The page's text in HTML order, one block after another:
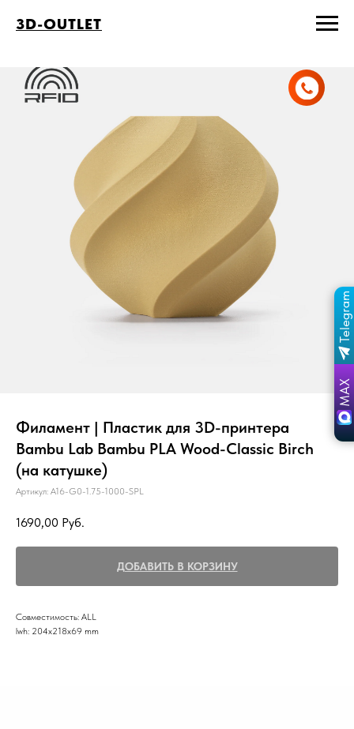
3D-OUTLET
Telegram
Филамент | Пластик для 3D-принтера
Bambu Lab Bambu PLA Wood-Classic Birch
(на катушке)
Артикул: A16-G0-1.75-1000-SPL
1690,00 Руб.
ДОБАВИТЬ В КОРЗИНУ
Совместимость: ALL
lwh: 204x218x69 mm